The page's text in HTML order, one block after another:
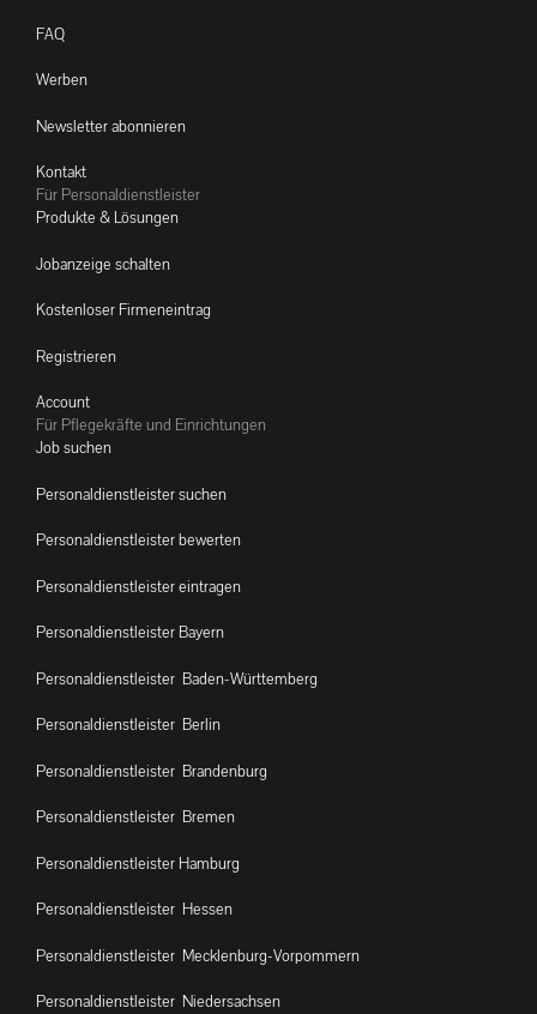
FAQ
Werben
Newsletter abonnieren
Kontakt
Für Personaldienstleister
Produkte & Lösungen
Jobanzeige schalten
Kostenloser Firmeneintrag
Registrieren
Account
Für Pflegekräfte und Einrichtungen
Job suchen
Personaldienstleister suchen
Personaldienstleister bewerten
Personaldienstleister eintragen
Personaldienstleister Bayern
Personaldienstleister Baden-Württemberg
Personaldienstleister Berlin
Personaldienstleister Brandenburg
Personaldienstleister Bremen
Personaldienstleister Hamburg
Personaldienstleister Hessen
Personaldienstleister Mecklenburg-Vorpommern
Personaldienstleister Niedersachsen